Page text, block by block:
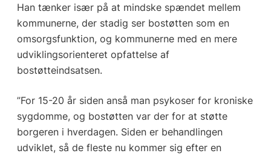
Han tænker især på at mindske spændet mellem
kommunerne, der stadig ser bostøtten som en
omsorgsfunktion, og kommunerne med en mere
udviklingsorienteret opfattelse af
bostøtteindsatsen.
”For 15-20 år siden anså man psykoser for kroniske
sygdomme, og bostøtten var der for at støtte
borgeren i hverdagen. Siden er behandlingen
udviklet, så de fleste nu kommer sig efter en